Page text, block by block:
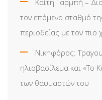
τον επόμενο σταθμό
περιοδείας με τον πιο
Νικηφόρος:
ηλιοβασίλεμα και «Το
των θαυμαστών του